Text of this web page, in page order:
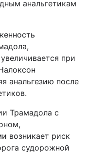
анальгетикам
при
анальгезию после
Трамадола с
возникает риск
судорожной